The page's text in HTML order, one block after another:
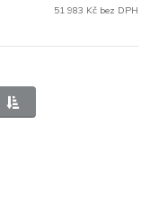
51 983 Kč bez DPH